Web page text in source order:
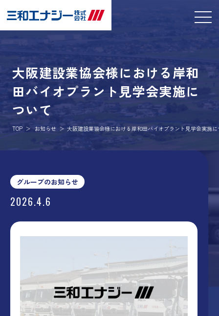
大阪建設業協会様における岸和
田バイオプラント見学会実施に
ついて
TOP お知らせ 大阪建設業協会様における岸和田バイオプラント見学会実施に
グループのお知らせ
2026.4.6